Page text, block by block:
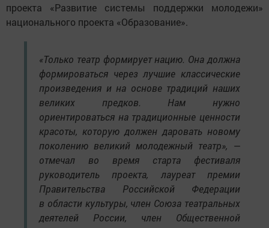
проекта «Развитие системы поддержки молодежи»
национального проекта «Образование».
«Только театр формирует нацию. Она должна
формироваться через лучшие классические
произведения и на основе традиций наших
великих предков. Нам нужно
ориентироваться на традиционные ценности
красоты, которую должен даровать новому
поколению великий молодежный театр», —
отмечал во время старта фестиваля
руководитель проекта, лауреат премии
Правительства Российской Федерации
в области культуры, член Союза театральных
деятелей России, член Общественной